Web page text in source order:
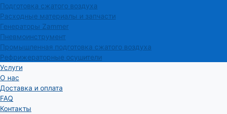
Подготовка сжатого воздуха
Расходные материалы и запчасти
Генераторы Zammer
Пневмоинструмент
Промышленная подготовка сжатого воздуха
Рефрижераторные осушители
Услуги
О нас
Доставка и оплата
FAQ
Контакты